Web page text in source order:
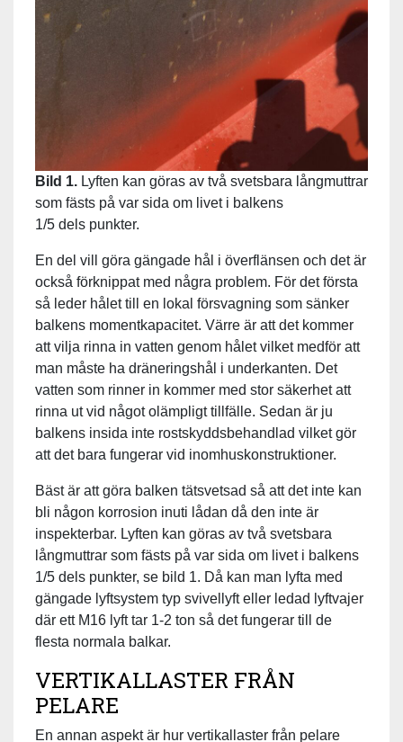
Bild 1. Lyften kan göras av två svetsbara långmuttrar
som fästs på var sida om livet i balkens
1/5 dels punkter.
En del vill göra gängade hål i överflänsen och det är
också förknippat med några problem. För det första
så leder hålet till en lokal försvagning som sänker
balkens momentkapacitet. Värre är att det kommer
att vilja rinna in vatten genom hålet vilket medför att
man måste ha dräneringshål i underkanten. Det
vatten som rinner in kommer med stor säkerhet att
rinna ut vid något olämpligt tillfälle. Sedan är ju
balkens insida inte rostskyddsbehandlad vilket gör
att det bara fungerar vid inomhuskonstruktioner.
Bäst är att göra balken tätsvetsad så att det inte kan
bli någon korrosion inuti lådan då den inte är
inspekterbar. Lyften kan göras av två svetsbara
långmuttrar som fästs på var sida om livet i balkens
1/5 dels punkter, se bild 1. Då kan man lyfta med
gängade lyftsystem typ svivellyft eller ledad lyftvajer
där ett M16 lyft tar 1-2 ton så det fungerar till de
flesta normala balkar.
VERTIKALLASTER FRÅN
PELARE
En annan aspekt är hur vertikallaster från pelare